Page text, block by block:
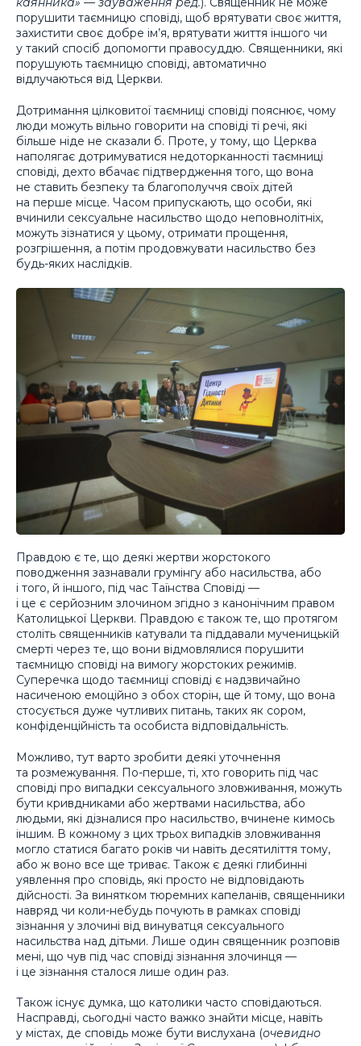
порушити таємницю сповіді, щоб врятувати своє життя,
захистити своє добре ім’я, врятувати життя іншого чи
у такий спосіб допомогти правосуддю. Священники, які
порушують таємницю сповіді, автоматично
відлучаються від Церкви.
Дотримання цілковитої таємниці сповіді пояснює, чому
люди можуть вільно говорити на сповіді ті речі, які
більше ніде не сказали б. Проте, у тому, що Церква
наполягає дотримуватися недоторканності таємниці
сповіді, дехто вбачає підтвердження того, що вона
не ставить безпеку та благополуччя своїх дітей
на перше місце. Часом припускають, що особи, які
вчинили сексуальне насильство щодо неповнолітніх,
можуть зізнатися у цьому, отримати прощення,
розгрішення, а потім продовжувати насильство без
будь-яких наслідків.
Правдою є те, що деякі жертви жорстокого
поводження зазнавали грумінгу або насильства, або
і того, й іншого, під час Таїнства Сповіді —
і це є серйозним злочином згідно з канонічним правом
Католицької Церкви. Правдою є також те, що протягом
століть священників катували та піддавали мученицькій
смерті через те, що вони відмовлялися порушити
таємницю сповіді на вимогу жорстоких режимів.
Суперечка щодо таємниці сповіді є надзвичайно
насиченою емоційно з обох сторін, ще й тому, що вона
стосується дуже чутливих питань, таких як сором,
конфіденційність та особиста відповідальність.
Можливо, тут варто зробити деякі уточнення
та розмежування. По-перше, ті, хто говорить під час
сповіді про випадки сексуального зловживання, можуть
бути кривдниками або жертвами насильства, або
людьми, які дізналися про насильство, вчинене кимось
іншим. В кожному з цих трьох випадків зловживання
могло статися багато років чи навіть десятиліття тому,
або ж воно все ще триває. Також є деякі глибинні
уявлення про сповідь, які просто не відповідають
дійсності. За винятком тюремних капеланів, священники
навряд чи коли-небудь почують в рамках сповіді
зізнання у злочині від винуватця сексуального
насильства над дітьми. Лише один священник розповів
мені, що чув під час сповіді зізнання злочинця —
і це зізнання сталося лише один раз.
Також існує думка, що католики часто сповідаються.
Насправді, сьогодні часто важко знайти місце, навіть
у містах, де сповідь може бути вислухана (очевидно